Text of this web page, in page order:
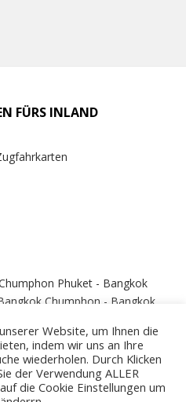
FÜRS INLAND
Phuket - Bangkok
Chumphon - Bangkok
Website, um Ihnen die
indem wir uns an Ihre
wiederholen. Durch Klicken
der Verwendung ALLER
die Cookie Einstellungen um